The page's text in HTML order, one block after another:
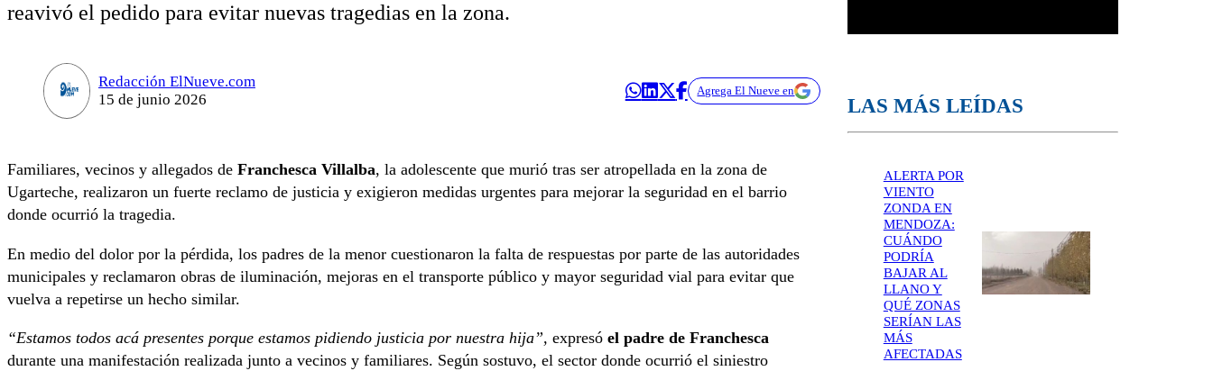
reavivó el pedido para evitar nuevas tragedias en la zona.
Redacción ElNueve.com
15 de junio 2026
Agrega El Nueve en
Familiares, vecinos y allegados de Franchesca Villalba, la adolescente que murió tras ser atropellada en la zona de
Ugarteche, realizaron un fuerte reclamo de justicia y exigieron medidas urgentes para mejorar la seguridad en el barrio
donde ocurrió la tragedia.
En medio del dolor por la pérdida, los padres de la menor cuestionaron la falta de respuestas por parte de las autoridades
municipales y reclamaron obras de iluminación, mejoras en el transporte público y mayor seguridad vial para evitar que
vuelva a repetirse un hecho similar.
“Estamos todos acá presentes porque estamos pidiendo justicia por nuestra hija”, expresó el padre de Franchesca
durante una manifestación realizada junto a vecinos y familiares. Según sostuvo, el sector donde ocurrió el siniestro
LAS MÁS LEÍDAS
ALERTA POR
VIENTO
ZONDA EN
MENDOZA:
CUÁNDO
PODRÍA
BAJAR AL
LLANO Y
QUÉ ZONAS
SERÍAN LAS
MÁS
AFECTADAS